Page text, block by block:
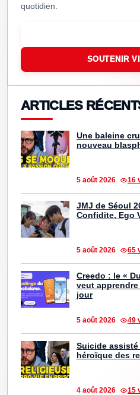
quotidien.
SOUTENIR
ARTICLES
Une baleine
nouveau
5 août 2026 16
JMJ de Séoul
Confidite, Ego
5 août 2026 65
Creedo : le «
veut
jour
5 août 2026 49
Suicide assisté
héroïque des
4 août 2026 15